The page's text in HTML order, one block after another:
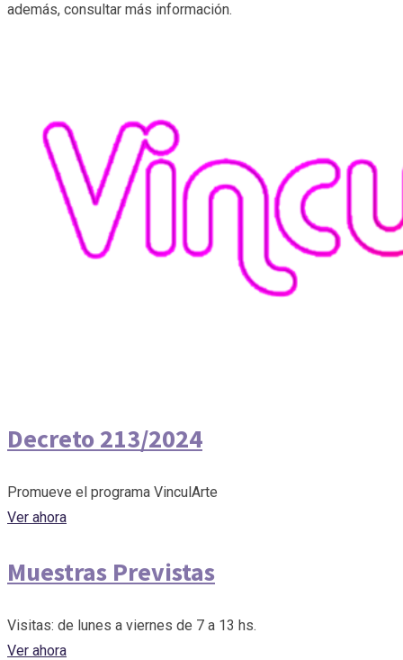
además, consultar más información.
Decreto 213/2024
Promueve el programa VinculArte
Ver ahora
Muestras Previstas
Visitas: de lunes a viernes de 7 a 13 hs.
Ver ahora